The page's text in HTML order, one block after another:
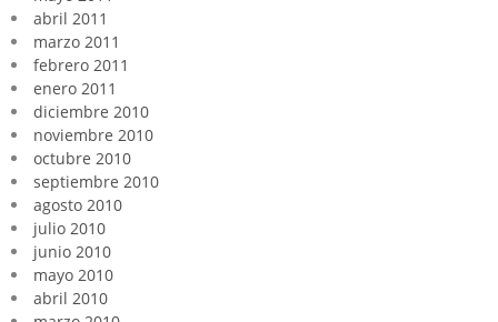
abril 2011
marzo 2011
febrero 2011
enero 2011
diciembre 2010
noviembre 2010
octubre 2010
septiembre 2010
agosto 2010
julio 2010
junio 2010
mayo 2010
abril 2010